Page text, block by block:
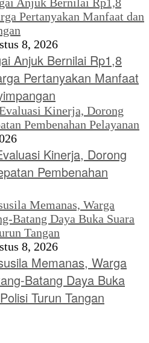
8, 2026
Anjuk Bernilai Rp1,8
Pertanyakan Manfaat
Kinerja, Dorong
Pembenahan
8, 2026
Memanas, Warga
Batang Daya Buka
Turun Tangan